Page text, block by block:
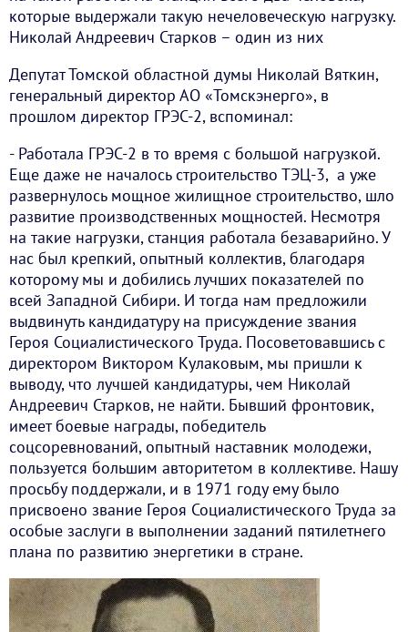
которые выдержали такую нечеловеческую нагрузку.
Николай Андреевич Старков – один из них
Депутат Томской областной думы Николай Вяткин,
генеральный директор АО «Томскэнерго», в
прошлом директор ГРЭС-2, вспоминал:
- Работала ГРЭС-2 в то время с большой нагрузкой.
Еще даже не началось строительство ТЭЦ-3, а уже
развернулось мощное жилищное строительство, шло
развитие производственных мощностей. Несмотря
на такие нагрузки, станция работала безаварийно. У
нас был крепкий, опытный коллектив, благодаря
которому мы и добились лучших показателей по
всей Западной Сибири. И тогда нам предложили
выдвинуть кандидатуру на присуждение звания
Героя Социалистического Труда. Посоветовавшись с
директором Виктором Кулаковым, мы пришли к
выводу, что лучшей кандидатуры, чем Николай
Андреевич Старков, не найти. Бывший фронтовик,
имеет боевые награды, победитель
соцсоревнований, опытный наставник молодежи,
пользуется большим авторитетом в коллективе. Нашу
просьбу поддержали, и в 1971 году ему было
присвоено звание Героя Социалистического Труда за
особые заслуги в выполнении заданий пятилетнего
плана по развитию энергетики в стране.